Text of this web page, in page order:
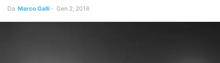
Da Marco Galli - Gen 2, 2016